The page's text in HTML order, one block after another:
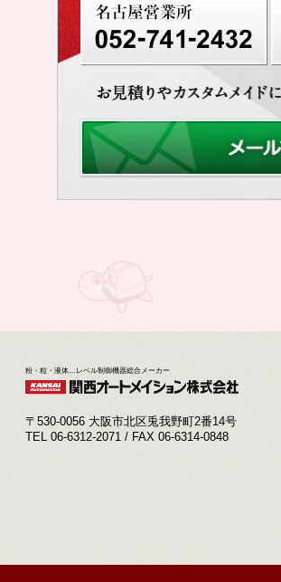
粉・粒・液体…レベル制御機器総合メーカー
〒530-0056 大阪市北区兎我野町2番14号
TEL 06-6312-2071 / FAX 06-6314-0848